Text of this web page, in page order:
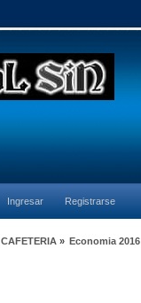
Ingresar Registrarse
CAFETERIA » Economia 2016